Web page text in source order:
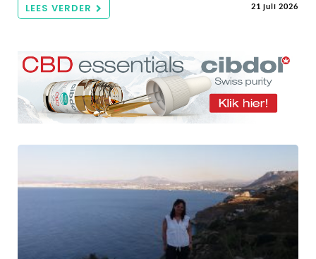
LEES VERDER 21 juli 2026